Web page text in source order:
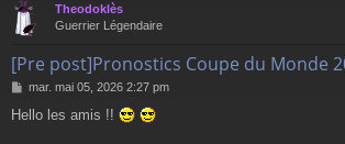
Theodoklès
Guerrier Légendaire
[Pre post]Pronostics Coupe du Monde
M
s
mar. mai 05, 2026 2:27 pm
Hello les amis !!